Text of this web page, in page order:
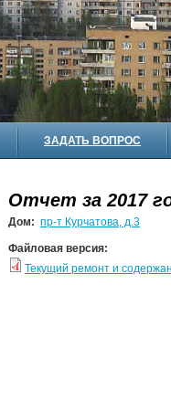
ЗАДАТЬ ВОПРОС
Отчет за 2017
Дом: пр-т Курчатова, д.3
Файловая версия:
Текущий ремонт и